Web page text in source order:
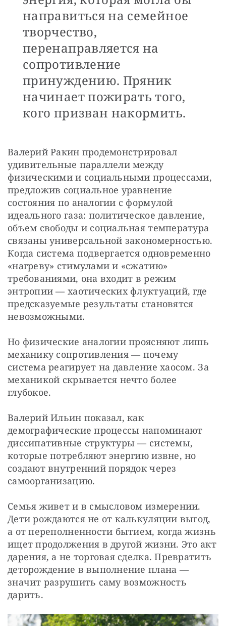
направиться на семейное
творчество,
перенаправляется на
сопротивление
принуждению. Пряник
начинает пожирать того,
кого призван накормить.
Валерий Ракин продемонстрировал
удивительные параллели между
физическими и социальными процессами,
предложив социальное уравнение
состояния по аналогии с формулой
идеального газа: политическое давление,
объем свободы и социальная температура
связаны универсальной закономерностью.
Когда система подвергается одновременно
«нагреву» стимулами и «сжатию»
требованиями, она входит в режим
энтропии — хаотических флуктуаций, где
предсказуемые результаты становятся
невозможными.
Но физические аналогии проясняют лишь
механику сопротивления — почему
система реагирует на давление хаосом. За
механикой скрывается нечто более
глубокое.
Валерий Ильин показал, как
демографические процессы напоминают
диссипативные структуры — системы,
которые потребляют энергию извне, но
создают внутренний порядок через
самоорганизацию.
Семья живет и в смысловом измерении.
Дети рождаются не от калькуляции выгод,
а от переполненности бытием, когда жизнь
ищет продолжения в другой жизни. Это акт
дарения, а не торговая сделка. Превратить
деторождение в выполнение плана —
значит разрушить саму возможность
дарить.